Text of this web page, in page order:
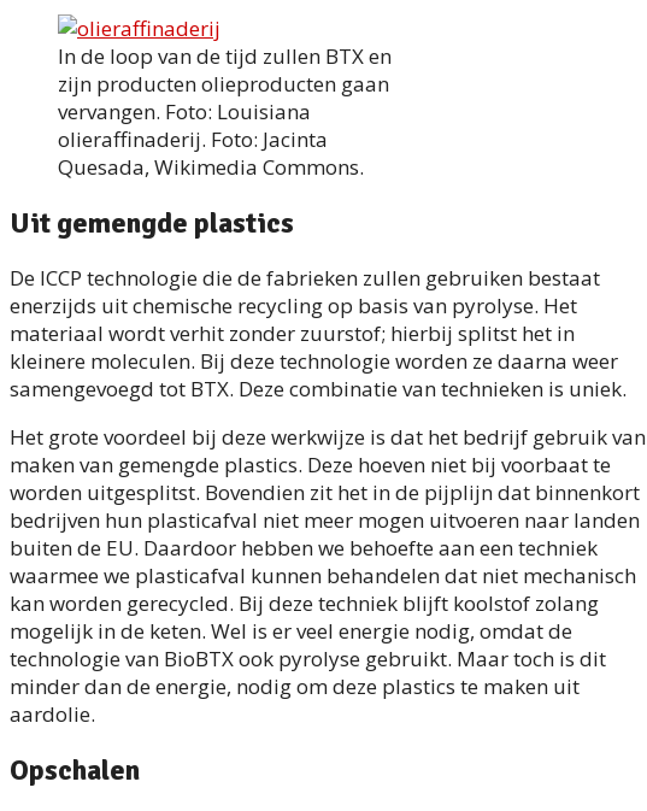
In de loop van de tijd zullen BTX en
zijn producten olieproducten gaan
vervangen. Foto: Louisiana
olieraffinaderij. Foto: Jacinta
Quesada, Wikimedia Commons.
Uit gemengde plastics
De ICCP technologie die de fabrieken zullen gebruiken bestaat
enerzijds uit chemische recycling op basis van pyrolyse. Het
materiaal wordt verhit zonder zuurstof; hierbij splitst het in
kleinere moleculen. Bij deze technologie worden ze daarna weer
samengevoegd tot BTX. Deze combinatie van technieken is uniek.
Het grote voordeel bij deze werkwijze is dat het bedrijf gebruik van
maken van gemengde plastics. Deze hoeven niet bij voorbaat te
worden uitgesplitst. Bovendien zit het in de pijplijn dat binnenkort
bedrijven hun plasticafval niet meer mogen uitvoeren naar landen
buiten de EU. Daardoor hebben we behoefte aan een techniek
waarmee we plasticafval kunnen behandelen dat niet mechanisch
kan worden gerecycled. Bij deze techniek blijft koolstof zolang
mogelijk in de keten. Wel is er veel energie nodig, omdat de
technologie van BioBTX ook pyrolyse gebruikt. Maar toch is dit
minder dan de energie, nodig om deze plastics te maken uit
aardolie.
Opschalen